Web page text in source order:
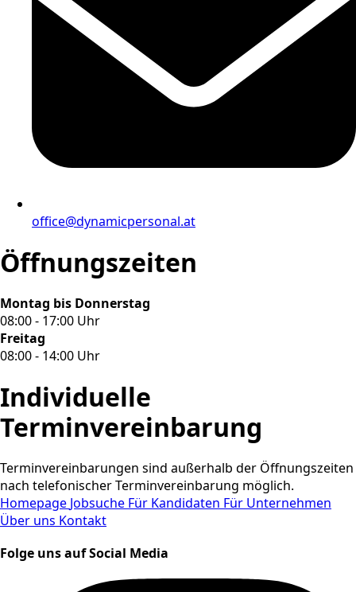
office@dynamicpersonal.at
Öffnungszeiten
Montag bis Donnerstag
08:00 - 17:00 Uhr
Freitag
08:00 - 14:00 Uhr
Individuelle
Terminvereinbarung
Terminvereinbarungen sind außerhalb der Öffnungszeiten
nach telefonischer Terminvereinbarung möglich.
Homepage Jobsuche Für Kandidaten Für Unternehmen
Über uns Kontakt
Folge uns auf Social Media